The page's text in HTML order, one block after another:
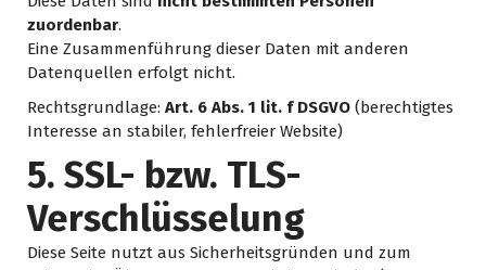
zuordenbar.
Eine Zusammenführung dieser Daten mit anderen
Datenquellen erfolgt nicht.
Rechtsgrundlage: Art. 6 Abs. 1 lit. f DSGVO (berechtigtes
Interesse an stabiler, fehlerfreier Website)
5. SSL- bzw. TLS-
Verschlüsselung
Diese Seite nutzt aus Sicherheitsgründen und zum